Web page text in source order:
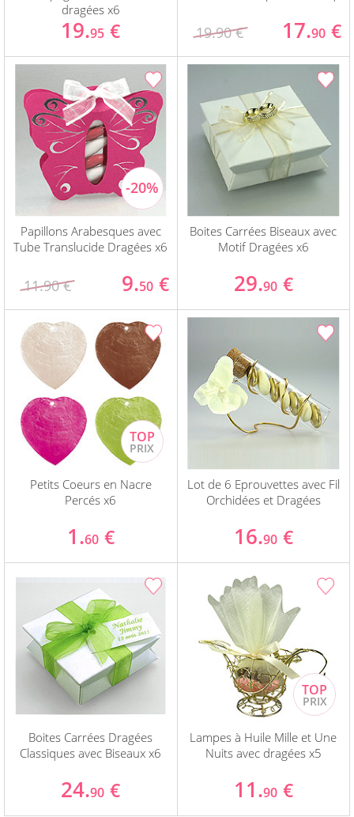
dragées x6
19.95 € 19.90 € 17.90 €
Papillons Arabesques avec
Tube Translucide Dragées x6
11.90 € 9.50 €
Boites Carrées Biseaux avec
Motif Dragées x6
29.90 €
Petits Coeurs en Nacre
Percés x6
1.60 €
Lot de 6 Eprouvettes avec Fil
Orchidées et Dragées
16.90 €
Boites Carrées Dragées
Classiques avec Biseaux x6
24.90 €
Lampes à Huile Mille et Une
Nuits avec dragées x5
11.90 €